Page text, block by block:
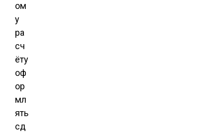
ом
у
ра
сч
ёту
оф
ор
мл
ять
сд